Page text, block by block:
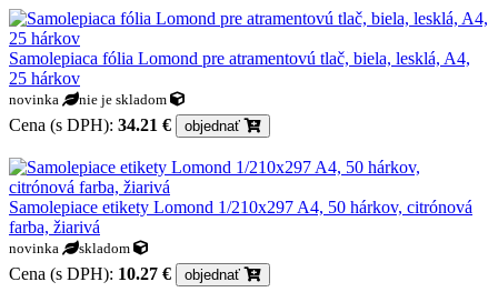
Samolepiaca fólia Lomond pre atramentovú tlač, biela, lesklá, A4,
25 hárkov
novinka nie je skladom
Cena (s DPH): 34.21 € objednať
Samolepiace etikety Lomond 1/210x297 A4, 50 hárkov, citrónová
farba, žiarivá
novinka skladom
Cena (s DPH): 10.27 € objednať